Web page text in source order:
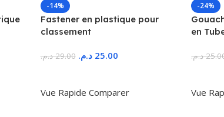
-14%
Fastener en plastique pour
classement
29.00 د.م. 25.00 د.م.
Vue Rapide Comparer
-24%
en
د.م.
Vue